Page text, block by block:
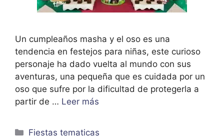
Un cumpleaños masha y el oso es una
tendencia en festejos para niñas, este curioso
personaje ha dado vuelta al mundo con sus
aventuras, una pequeña que es cuidada por un
oso que sufre por la dificultad de protegerla a
partir de … Leer más
Categorías
Fiestas tematicas